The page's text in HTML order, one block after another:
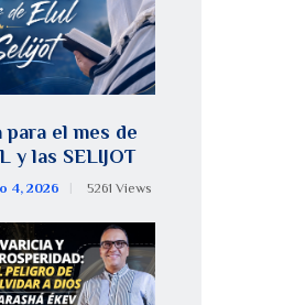
para el mes de
y las SELIJOT
4, 2026 5261 Views